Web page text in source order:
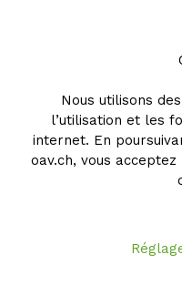
Nous utilisons
l’utilisation et les
internet. En
oav.ch, vous acceptez